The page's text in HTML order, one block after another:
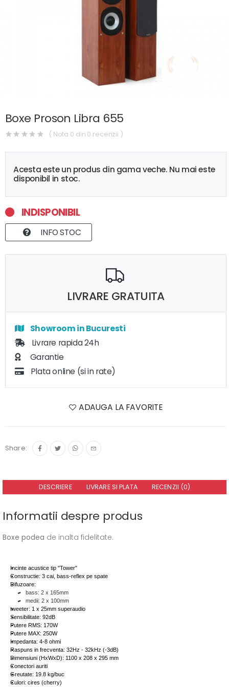
Boxe Proson Libra 655
( Nota 0 din 0 recenzii )
Acesta este un produs din gama veche. Nu mai este
disponibil in stoc.
INDISPONIBIL
INFO STOC
LIVRARE GRATUITA
Showroom in Bucuresti
Livrare rapida 24h
Garantie
Plata online (si in rate)
ADAUGA LA FAVORITE
Share:
DESCRIERE LIVRARE SI PLATA RECENZII (0)
Informatii despre produs
Boxe podea de inalta fidelitate.
Incinte acustice tip "Tower"
Constructie: 3 cai, bass-reflex pe spate
Difuzoare:
bass: 2 x 165mm
medii: 2 x 100mm
tweeter: 1 x 25mm superaudio
Sensibilitate: 92dB
Putere RMS: 170W
Putere MAX: 250W
Impedanta: 4-8 ohmi
Raspuns in frecventa: 32Hz - 32kHz (-3dB)
Dimensiuni (HxWxD): 1100 x 208 x 295 mm
Conectori auriti
Greutate: 19.8 kg/buc
Culori: cires (cherry)